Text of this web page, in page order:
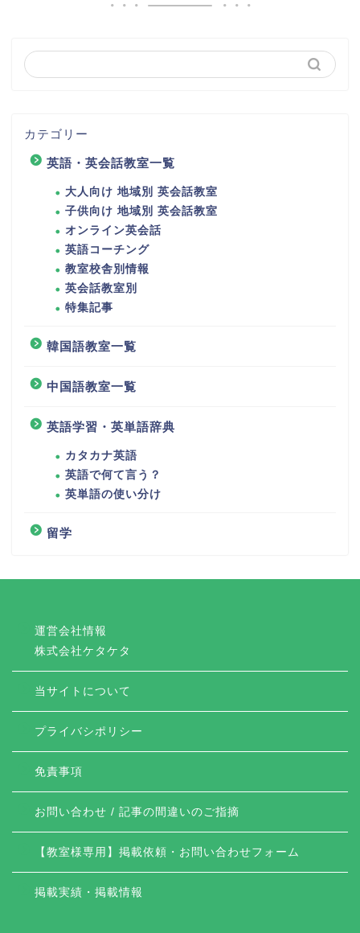
カテゴリー
英語・英会話教室一覧
大人向け 地域別 英会話教室
子供向け 地域別 英会話教室
オンライン英会話
英語コーチング
教室校舎別情報
英会話教室別
特集記事
韓国語教室一覧
中国語教室一覧
英語学習・英単語辞典
カタカナ英語
英語で何て言う？
英単語の使い分け
留学
運営会社情報
株式会社ケタケタ
当サイトについて
プライバシポリシー
免責事項
お問い合わせ / 記事の間違いのご指摘
【教室様専用】掲載依頼・お問い合わせフォーム
掲載実績・掲載情報